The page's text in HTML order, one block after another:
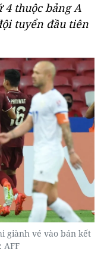
thuộc bảng A
tuyển đầu tiên
giành vé vào bán kết
AFF